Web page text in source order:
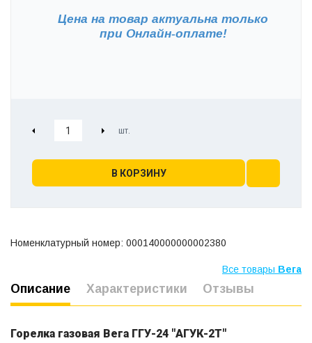
Цена на товар актуальна только
при Онлайн-оплате!
В КОРЗИНУ
Номенклатурный номер: 000140000000002380
Все товары Вега
Описание Характеристики Отзывы
Горелка газовая Вега ГГУ-24 "АГУК-2Т"